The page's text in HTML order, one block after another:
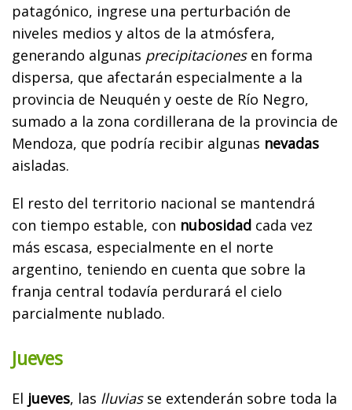
patagónico, ingrese una perturbación de
niveles medios y altos de la atmósfera,
generando algunas precipitacionesen forma
dispersa, que afectarán especialmente a la
provincia de Neuquén y oeste de Río Negro,
sumado a la zona cordillerana de la provincia de
Mendoza, que podría recibir algunas nevadas
aisladas.
El resto del territorio nacional se mantendrá
con tiempo estable, con nubosidad cada vez
más escasa, especialmente en el norte
argentino, teniendo en cuenta que sobre la
franja central todavía perdurará el cielo
parcialmente nublado.
Jueves
El jueves, las lluviasse extenderán sobre toda la